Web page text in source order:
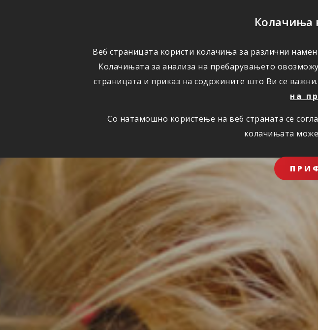
Колачиња
Веб страницата користи колачиња за различни
Колачињата за анализа на пребарувањето
страницата и приказ на содржините што Ви се
на
Со натамошно користење на веб страната се
колачињата